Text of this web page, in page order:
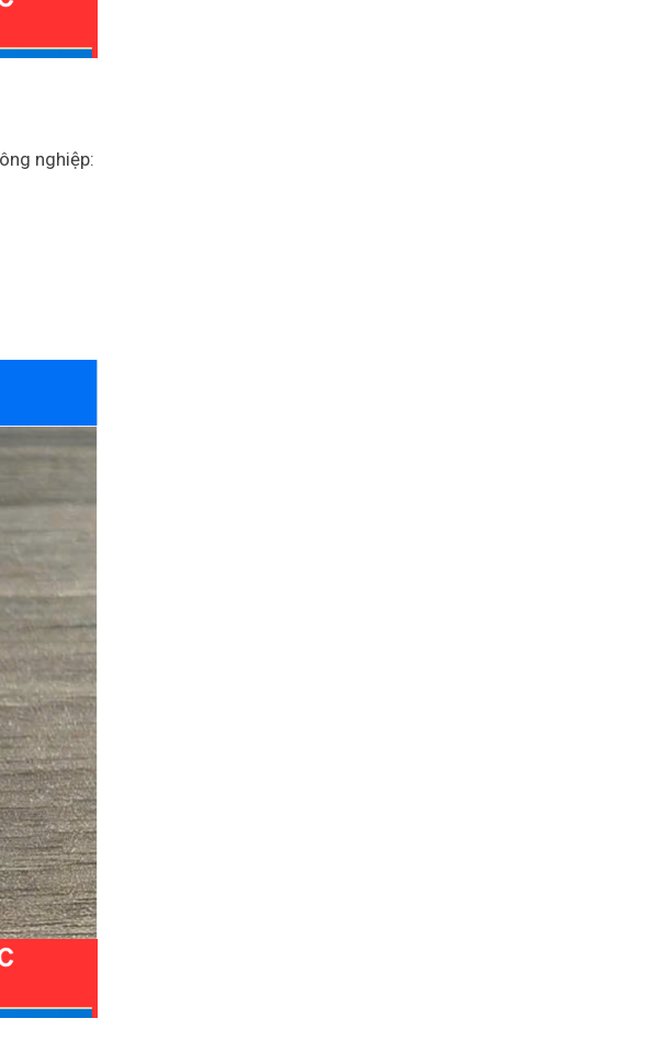
nghiệp: